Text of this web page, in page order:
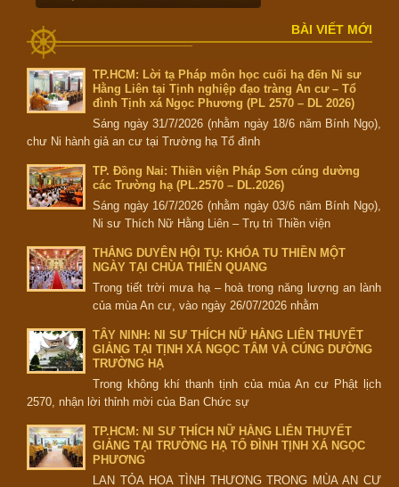
BÀI VIẾT MỚI
TP.HCM: Lời tạ Pháp môn học cuối hạ đến Ni sư
Hằng Liên tại Tịnh nghiệp đạo tràng An cư – Tổ
đình Tịnh xá Ngọc Phương (PL 2570 – DL 2026)
Sáng ngày 31/7/2026 (nhằm ngày 18/6 năm Bính Ngọ),
chư Ni hành giả an cư tại Trường hạ Tổ đình
TP. Đồng Nai: Thiền viện Pháp Sơn cúng dường
các Trường hạ (PL.2570 – DL.2026)
Sáng ngày 16/7/2026 (nhằm ngày 03/6 năm Bính Ngọ),
Ni sư Thích Nữ Hằng Liên – Trụ trì Thiền viện
THẮNG DUYÊN HỘI TỤ: KHÓA TU THIỀN MỘT
NGÀY TẠI CHÙA THIÊN QUANG
Trong tiết trời mưa hạ – hoà trong năng lượng an lành
của mùa An cư, vào ngày 26/07/2026 nhằm
TÂY NINH: NI SƯ THÍCH NỮ HẰNG LIÊN THUYẾT
GIẢNG TẠI TỊNH XÁ NGỌC TÂM VÀ CÚNG DƯỜNG
TRƯỜNG HẠ
Trong không khí thanh tịnh của mùa An cư Phật lịch
2570, nhận lời thỉnh mời của Ban Chức sự
TP.HCM: NI SƯ THÍCH NỮ HẰNG LIÊN THUYẾT
GIẢNG TẠI TRƯỜNG HẠ TỔ ĐÌNH TỊNH XÁ NGỌC
PHƯƠNG
LAN TỎA HOA TÌNH THƯƠNG TRONG MÙA AN CƯ